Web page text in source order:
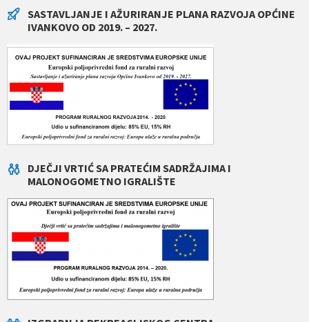
SASTAVLJANJE I AŽURIRANJE PLANA RAZVOJA OPĆINE
IVANKOVO OD 2019. – 2027.
DJEČJI VRTIĆ SA PRATEĆIM SADRŽAJIMA I
MALONOGOMETNO IGRALIŠTE